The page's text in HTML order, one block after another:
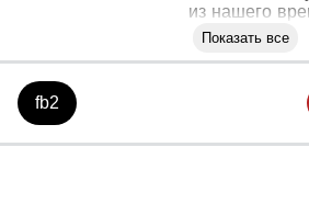
из нашего
Наконец,
сестры
визит в
Показать все
fb2